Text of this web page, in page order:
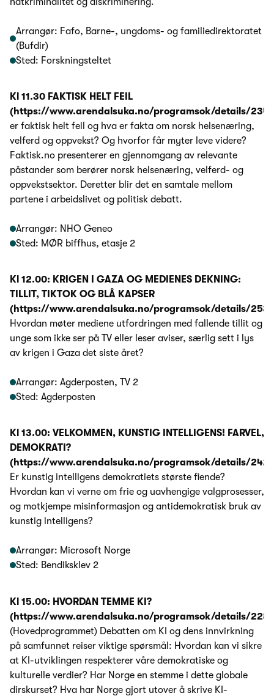
Arrangør: Fafo, Barne-, ungdoms- og familiedirektoratet
(Bufdir)
Sted: Forskningsteltet
Kl 11.30 FAKTISK HELT FEIL
(https://www.arendalsuka.no/programsok/details/
er faktisk helt feil og hva er fakta om norsk helsenæring,
velferd og oppvekst? Og hvorfor får myter leve videre?
Faktisk.no presenterer en gjennomgang av relevante
påstander som berører norsk helsenæring, velferd- og
oppvekstsektor. Deretter blir det en samtale mellom
partene i arbeidslivet og politisk debatt.
Arrangør: NHO Geneo
Sted: MØR biffhus, etasje 2
Kl 12.00: KRIGEN I GAZA OG MEDIENES DEKNING:
TILLIT, TIKTOK OG BLÅ KAPSER
(https://www.arendalsuka.no/programsok/details/
Hvordan møter mediene utfordringen med fallende tillit og
unge som ikke ser på TV eller leser aviser, særlig sett i lys
av krigen i Gaza det siste året?
Arrangør: Agderposten, TV 2
Sted: Agderposten
Kl 13.00: VELKOMMEN, KUNSTIG INTELLIGENS! FARVEL,
DEMOKRATI?
(https://www.arendalsuka.no/programsok/details/
Er kunstig intelligens demokratiets største fiende?
Hvordan kan vi verne om frie og uavhengige valgprosesser,
og motkjempe misinformasjon og antidemokratisk bruk av
kunstig intelligens?
Arrangør: Microsoft Norge
Sted: Bendiksklev 2
Kl 15.00: HVORDAN TEMME KI?
(https://www.arendalsuka.no/programsok/details/
(Hovedprogrammet) Debatten om KI og dens innvirkning
på samfunnet reiser viktige spørsmål: Hvordan kan vi sikre
at KI-utviklingen respekterer våre demokratiske og
kulturelle verdier? Har Norge en stemme i dette globale
dirskurset? Hva har Norge gjort utover å skrive KI-